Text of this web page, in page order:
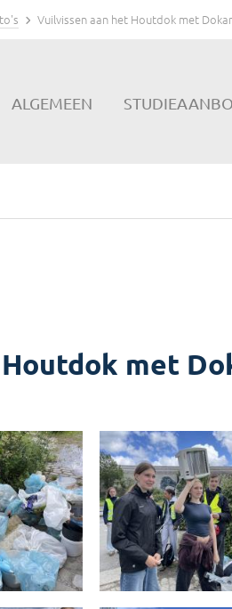
Vuilvissen aan het Houtdok met
ALGEMEEN
met